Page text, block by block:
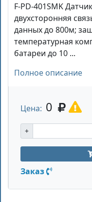
F-PD-401SMK
двухсторонняя
данных до 800м;
температурная
батареи до 10 ...
Полное описание
Цена: 0
+
Заказ